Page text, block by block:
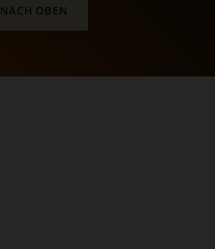
NACH OBEN